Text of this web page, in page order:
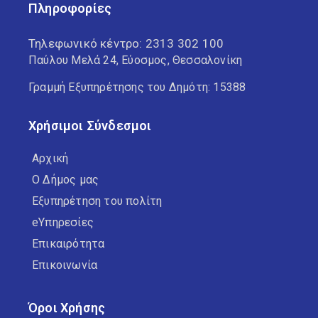
Πληροφορίες
Τηλεφωνικό κέντρο: 2313 302 100
Παύλου Μελά 24, Εύοσμος, Θεσσαλονίκη
Γραμμή Εξυπηρέτησης του Δημότη: 15388
Χρήσιμοι Σύνδεσμοι
Αρχική
Ο Δήμος μας
Εξυπηρέτηση του πολίτη
eΥπηρεσίες
Επικαιρότητα
Επικοινωνία
Όροι Χρήσης